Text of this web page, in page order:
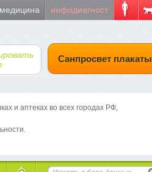
инфодиагност
Санпросвет плакаты
и аптеках во всех городах РФ,